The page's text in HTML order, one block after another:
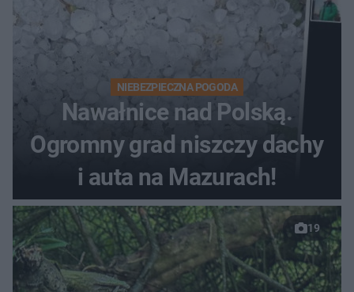
NIEBEZPIECZNA POGODA
Nawałnice nad Polską.
Ogromny grad niszczy dachy
i auta na Mazurach!
19